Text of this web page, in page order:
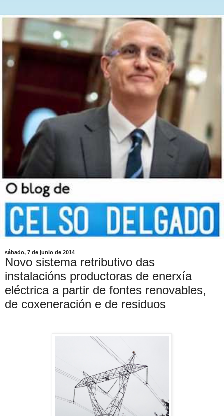
sábado, 7 de junio de 2014
Novo sistema retributivo das
instalacións productoras de enerxía
eléctrica a partir de fontes renovables,
de coxeneración e de residuos